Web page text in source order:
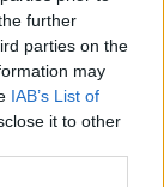
further
parties on the
may
IAB’s List of
it to other